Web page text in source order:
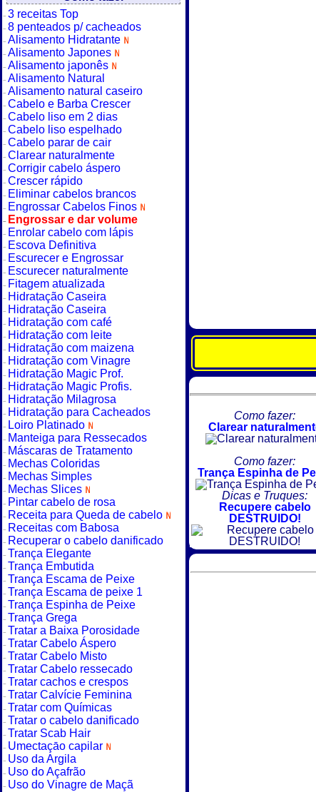
3 receitas Top
8 penteados p/ cacheados
Alisamento Hidratante
Alisamento Japones
Alisamento japonês
Alisamento Natural
Alisamento natural caseiro
Cabelo e Barba Crescer
Cabelo liso em 2 dias
Cabelo liso espelhado
Cabelo parar de cair
Clarear naturalmente
Corrigir cabelo áspero
Crescer rápido
Eliminar cabelos brancos
Engrossar Cabelos Finos
Engrossar e dar volume
Enrolar cabelo com lápis
Escova Definitiva
Escurecer e Engrossar
Escurecer naturalmente
Fitagem atualizada
Hidratação Caseira
Hidratação Caseira
Hidratação com café
Hidratação com leite
Hidratação com maizena
Hidratação com Vinagre
Hidratação Magic Prof.
Hidratação Magic Profis.
Hidratação Milagrosa
Hidratação para Cacheados
Loiro Platinado
Manteiga para Ressecados
Máscaras de Tratamento
Mechas Coloridas
Mechas Simples
Mechas Slices
Pintar cabelo de rosa
Receita para Queda de cabelo
Receitas com Babosa
Recuperar o cabelo danificado
Trança Elegante
Trança Embutida
Trança Escama de Peixe
Trança Escama de peixe 1
Trança Espinha de Peixe
Trança Grega
Tratar a Baixa Porosidade
Tratar Cabelo Áspero
Tratar Cabelo Misto
Tratar Cabelo ressecado
Tratar cachos e crespos
Tratar Calvície Feminina
Tratar com Químicas
Tratar o cabelo danificado
Tratar Scab Hair
Umectaçāo capilar
Uso da Argila
Uso do Açafrão
Uso do Vinagre de Maçã
Como fazer:
Clarear
Como fazer:
Trança Espinha de
Dicas e Truques:
Recupere cabelo
DESTRUIDO!